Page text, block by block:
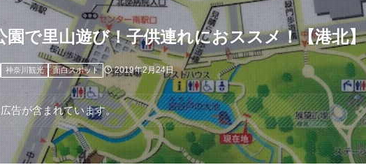
園で里山遊び！子供連れにおススメ！【港北】
神奈川観光 面白スポット 2019年2月24日
告が含まれています。